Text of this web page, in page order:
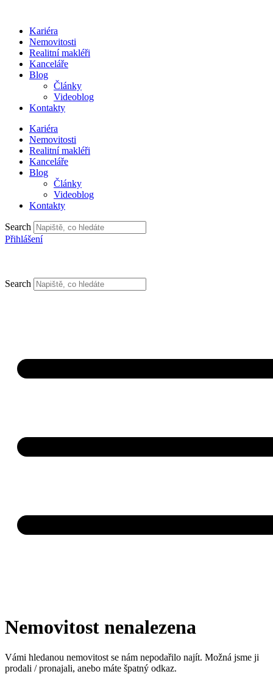
obsahuKariéra
Nemovitosti
Realitní makléři
Kanceláře
Blog
Články
Videoblog
Kontakty
Kariéra
Nemovitosti
Realitní makléři
Kanceláře
Blog
Články
Videoblog
Kontakty
Search
Přihlášení
Search
Nemovitost nenalezena
Vámi hledanou nemovitost se nám nepodařilo najít. Možná jsme ji
prodali / pronajali, anebo máte špatný odkaz.